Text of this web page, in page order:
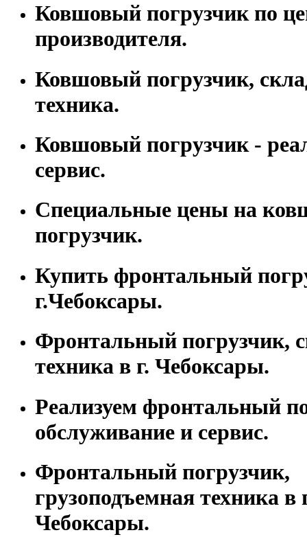
Ковшовый погрузчик по
производителя.
Ковшовый погрузчик,
техника.
Ковшовый погрузчик -
сервис.
Специальные цены на
погрузчик.
Купить фронтальный
г.Чебоксары.
Фронтальный погрузчик,
техника в г. Чебоксары.
Реализуем фронтальный
обслуживание и сервис.
Фронтальный погрузчик,
грузоподъемная техника в
Чебоксары.